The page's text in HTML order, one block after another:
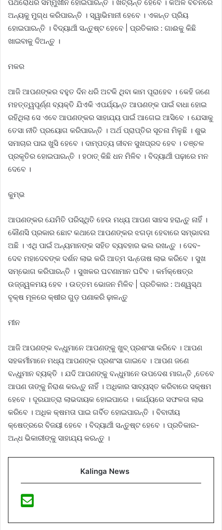
ପଥରୋଧର ସମ୍ମୁଖୀନ ହୋଇପାରନ୍ତି । ଖର୍ଚ୍ଚାନ୍ତ ହେବେ । କଅଁଳ ବଚନରେ
ଅନ୍ୟକୁ ମୁଗ୍ଧ କରିପାରନ୍ତି । ସ୍ୱାଭିମାନୀ ହେବେ । ଏକାନ୍ତ ପ୍ରିୟ
ହୋଇପାରନ୍ତି । ବିଦ୍ୟାର୍ଥୀ ସନ୍ତୁଷ୍ଟ ହେବେ | ପ୍ରତିକାର : ଗାଈକୁ କିଛି
ଖାଇବାକୁ ଦିଅନ୍ତୁ ।
ମକର
ଆଜି ଆପଣଙ୍କର ବହୁତ ଦିନ ଧରି ଅଟକି ଥିବା କାମ ପୂରାହେବ । କେହି ଜଣେ
ମହତ୍ତ୍ୱପୂର୍ଣ୍ଣ ବ୍ୟକ୍ତି ଯିଏକି ଏପର୍ଯ୍ୟନ୍ତ ଆପଣଙ୍କ ପାଇଁ ବାଧା ହୋଇ
ରହିଥିଲା ସେ ଏବେ ଆପଣଙ୍କର ସାହାଯ୍ୟ ପାଇଁ ଆଗେଇ ଆସିବେ । ଯେସାକୁ
ତେସା ନୀତି ପ୍ରୟୋଗ କରିପାରନ୍ତି । ଅର୍ଥ ପ୍ରାପ୍ତିର ସୂଚନା ମିଳୁଛି । ଶୁଭ
ସମାଚାର ପାଇ ଖୁସି ହେବେ । ଦାମ୍ପତ୍ୟ ଜୀବନ ସୁଖପ୍ରଦ ହେବ । ଚଞ୍ଚଳ
ପ୍ରକୃତିର ହୋଇପାରନ୍ତି । ହଠାତ୍‌ କିଛି ଧନ ମିଳିବ । ବିଦ୍ୟାର୍ଥୀ ପଢ଼ାରେ ମନ
ଦେବେ ।
କୁମ୍ଭ
ଆପଣଙ୍କର ଯେମିତି ପରିସ୍ଥିତି ହେଉ ମଧ୍ୟ ଆପଣ ସାହସ ହରାନ୍ତୁ ନାହିଁ ।
କୌଣସି ପ୍ରକାର ଛୋଟ କଥାରେ ଆପଣଙ୍କର ଝଗଡ଼ା ହେବାରେ ସମ୍ଭାବନା
ଅଛି । ଏଥି ପାଇଁ ଅନ୍ୟମାନଙ୍କ ସହିତ ବ୍ୟବହାର ଭଲ ରଖନ୍ତୁ । ଦେବ-
ଦେବ ମହାଦେବଙ୍କ ଦର୍ଶନ ଲାଭ କରି ଆତ୍ମ ସନ୍ତୋଷ ଲାଭ କରିବେ । ସୁଖ
ସମ୍ଭୋଗ କରିପାରନ୍ତି । ସୁଖକର ଘଟଣାମାନ ଘଟିବ । କର୍ମକ୍ଷେତ୍ର
ଉଜ୍ଜ୍ୱଳମୟ ହେବ । ଉତ୍ତମ ଭୋଜନ ମିଳିବ | ପ୍ରତିକାର : ଅଶ୍ୱସ୍ଥ
ବୃକ୍ଷ ମୂଳରେ କ୍ଷୀର ଗୁଡ଼ ପଣାକରି ଢ଼ାଳନ୍ତୁ
ମୀନ
ଆଜି ଆପଣଙ୍କ ବନ୍ଧୁମାନେ ଆପଣଙ୍କୁ ଖୁବ୍ ପ୍ରଶଂସା କରିବେ । ଆପଣ
ସହକର୍ମୀମାନେ ମଧ୍ୟ ଆପଣଙ୍କ ପ୍ରଶଂସା ଗାଇବେ । ଆପଣ ଜଣେ
ବନ୍ଧୁମାନ ବ୍ୟକ୍ତି । ଯଦି ଆପଣଙ୍କୁ ବନ୍ଧୁମାନେ ଉପଦେଶ ମାଗନ୍ତି ,ତେବେ
ଆପଣ ତାଙ୍କୁ ନିରାଶ କରନ୍ତୁ ନାହିଁ । ଅଧିକାର ସାବ୍ୟସ୍ତ କରିବାରେ ସକ୍ଷମ
ହେବେ । ଦୂରଯାତ୍ରା ଲାଭଦାୟକ ହୋଇପାରେ । କାର୍ଯ୍ୟରେ ସଫଳତା ଲାଭ
କରିବେ । ଅଧିକ କ୍ଷମତା ପାଇ ଗର୍ବିତ ହୋଇପାରନ୍ତି । ବିବାଦୀୟ
କ୍ଷେତ୍ରରେ ବିଜୟୀ ହେବେ । ବିଦ୍ୟାର୍ଥୀ ସନ୍ତୁଷ୍ଟ ହେବେ । ପ୍ରତିକାର-
ଅନ୍ଧ ଭିକାରୀଙ୍କୁ ସାହାଯ୍ୟ କରନ୍ତୁ ।
Kalinga News